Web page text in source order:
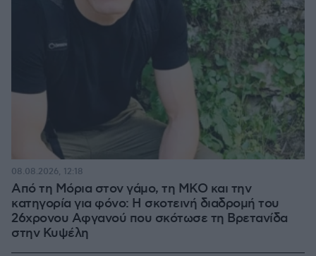
Από τη Μόρια στον γάμο, τη ΜΚΟ και την
κατηγορία για φόνο: Η σκοτεινή διαδρομή του
26χρονου Αφγανού που σκότωσε τη Βρετανίδα
στην Κυψέλη
08.08.2026, 12:18